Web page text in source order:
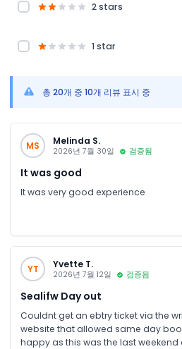
2 stars
1 star
총 20개 중 10개 리뷰 표시 중
MS Melinda S.
2026년 7월 30일 검증됨
It was good
It was very good experience
YT Yvette T.
2026년 7월 12일 검증됨
Sealifw Day out
Couldnt get an ebtry ticket via the
website that allowed same day
happy as this was the last